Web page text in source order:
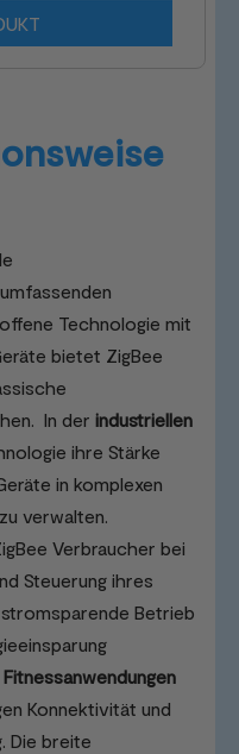
Technologie mit
bietet ZigBee
In der industriellen
ihre Stärke
in komplexen
verwalten.
Verbraucher bei
Steuerung ihres
Betrieb
Konnektivität und
Die breite